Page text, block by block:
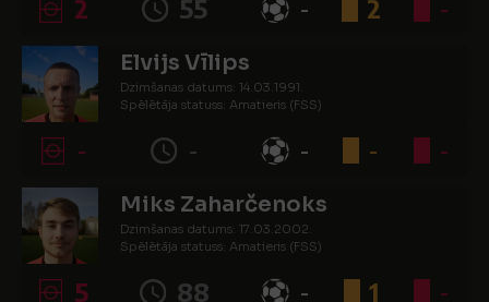
2 55 - 2 -
Elvijs Vīlips
Dzimšanas datums: 14.03.1991.
Spēlētāja statuss: Amatieris (FSS)
- - - - -
Miks Zaharčenoks
Dzimšanas datums: 17.03.2002.
Spēlētāja statuss: Amatieris (FSS)
5 88 - 1 -